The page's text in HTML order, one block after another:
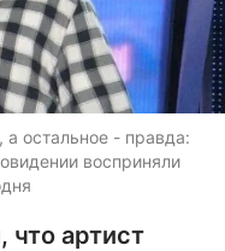
остальное - правда:
восприняли
что артист